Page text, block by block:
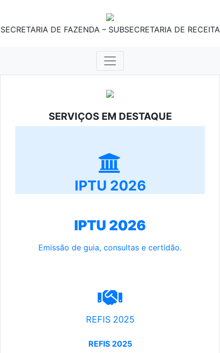
SECRETARIA DE FAZENDA – SUBSECRETARIA DE RECEITA
SERVIÇOS EM DESTAQUE
IPTU 2026
IPTU 2026
Emissão de guia, consultas e certidão.
REFIS 2025
REFIS 2025